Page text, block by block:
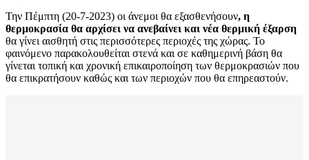
Την Πέμπτη (20-7-2023) οι άνεμοι θα εξασθενήσουν, η
θερμοκρασία θα αρχίσει να ανεβαίνει και νέα θερμική έξαρση
θα γίνει αισθητή στις περισσότερες περιοχές της χώρας. Το
φαινόμενο παρακολουθείται στενά και σε καθημερινή βάση θα
γίνεται τοπική και χρονική επικαιροποίηση των θερμοκρασιών που
θα επικρατήσουν καθώς και των περιοχών που θα επηρεαστούν.